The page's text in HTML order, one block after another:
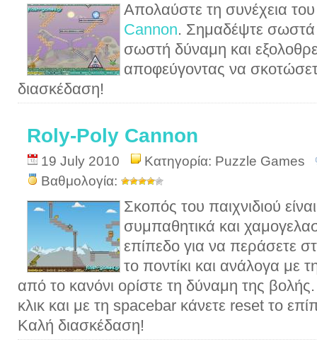
Απολαύστε τη συνέχεια του
Cannon. Σημαδέψτε σωστά
σωστή δύναμη και
αποφεύγοντας να
διασκέδαση!
Roly-Poly Cannon
19 July 2010 Κατηγορία: Puzzle Games
Βαθμολογία:
Σκοπός του παιχνιδιού
συμπαθητικά και
επίπεδο για να περάσετε
το ποντίκι και ανάλογα
από το κανόνι ορίστε τη δύναμη της
κλικ και με τη spacebar κάνετε reset το
Καλή διασκέδαση!